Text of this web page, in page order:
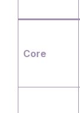
Core